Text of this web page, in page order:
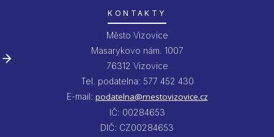
KONTAKTY
Město Vizovice
Masarykovo nám. 1007
76312 Vizovice
Tel. podatelna: 577 452 430
E-mail: podatelna@mestovizovice.cz
IČ: 00284653
DIČ: CZ00284653